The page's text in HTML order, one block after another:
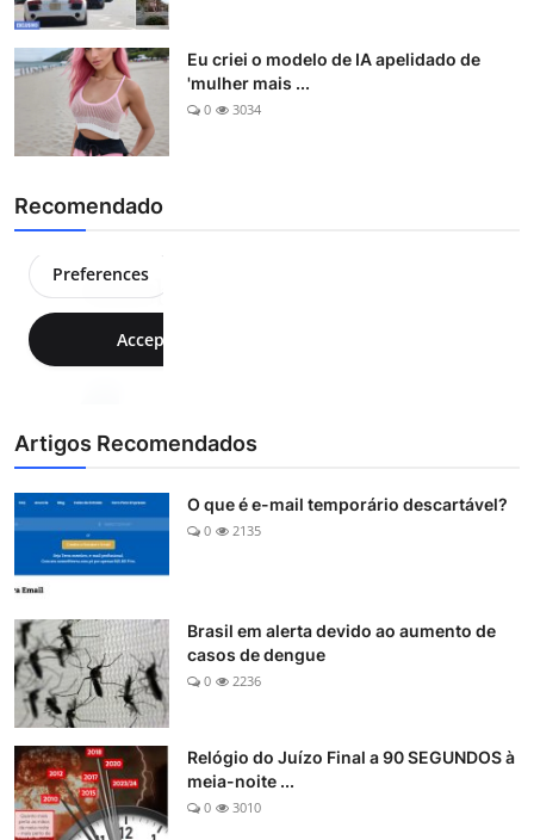
Eu criei o modelo de IA apelidado de
'mulher mais ...
0 3034
Recomendado
Artigos Recomendados
O que é e-mail temporário descartável?
0 2135
Brasil em alerta devido ao aumento de
casos de dengue
0 2236
Relógio do Juízo Final a 90 SEGUNDOS à
meia-noite ...
0 3010